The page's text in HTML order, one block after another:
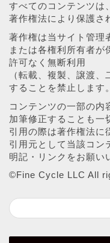
すべてのコンテンツは、
著作権法により保護さ
著作権は当サイト管理
または各権利所有者が
許可なく無断利用
（転載、複製、譲渡、
することを禁止します。
コンテンツの一部の内
加筆修正することも一
引用の際は著作権法に
引用元として当該コン
明記・リンクをお願い
©︎Fine Cycle LLC All